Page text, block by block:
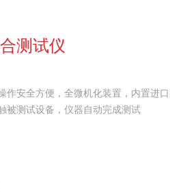
测试仪
作安全方便，全微机化装置，内置进
被测试设备，仪器自动完成测试